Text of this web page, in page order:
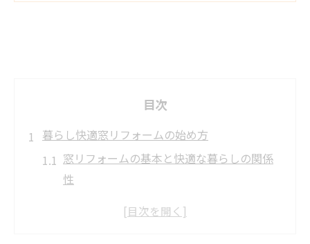
目次
暮らし快適窓リフォームの始め方
窓リフォームの基本と快適な暮らしの関係
性
高砂市で窓リフォームが注目される理由と